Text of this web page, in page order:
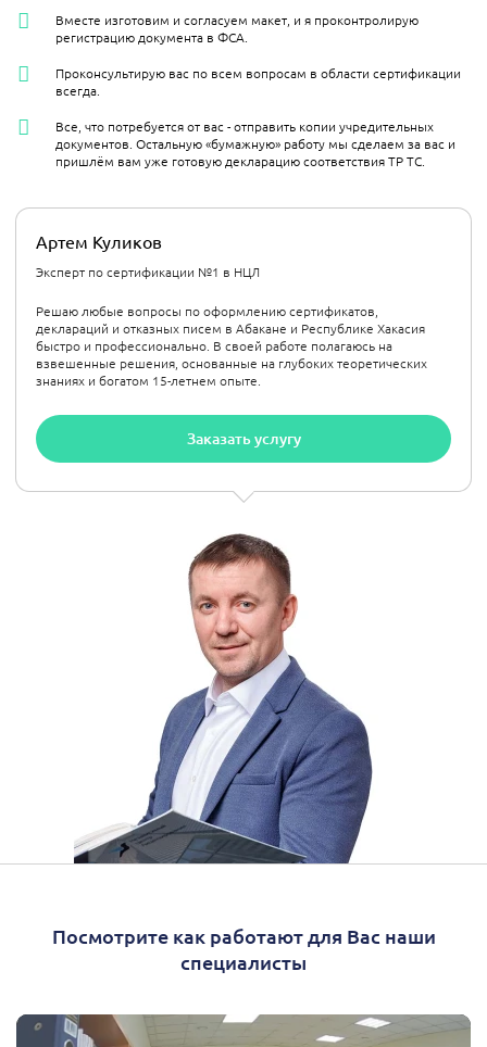
Артем Куликов
Эксперт по сертификации №1 в НЦЛ
Решаю любые вопросы по оформлению сертификатов,
деклараций и отказных писем в Абакане и Республике Хакасия
быстро и профессионально. В своей работе полагаюсь на
взвешенные решения, основанные на глубоких теоретических
знаниях и богатом 15-летнем опыте.
Заказать услугу
Вместе изготовим и согласуем макет, и я проконтролирую
регистрацию документа в ФСА.
Проконсультирую вас по всем вопросам в области сертификации
всегда.
Все, что потребуется от вас - отправить копии учредительных
документов. Остальную «бумажную» работу мы сделаем за вас и
пришлём вам уже готовую декларацию соответствия ТР ТС.
Посмотрите как работают для Вас наши
специалисты